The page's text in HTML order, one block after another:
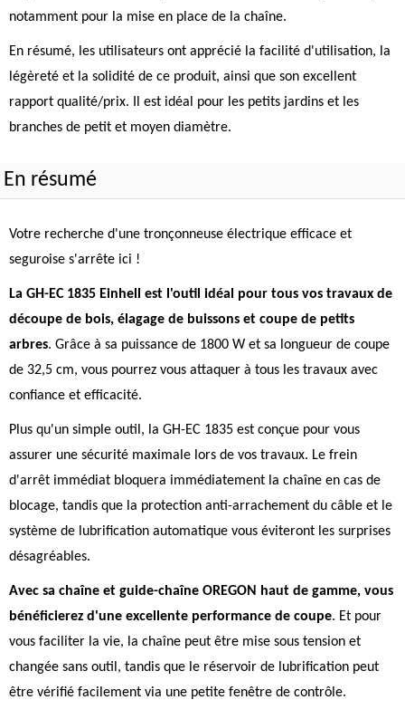
notamment pour la mise en place de la chaîne.
En résumé, les utilisateurs ont apprécié la facilité d'utilisation, la
légèreté et la solidité de ce produit, ainsi que son excellent
rapport qualité/prix. Il est idéal pour les petits jardins et les
branches de petit et moyen diamètre.
En résumé
Votre recherche d'une tronçonneuse électrique efficace et
seguroise s'arrête ici !
La GH-EC 1835 Einhell est l'outil idéal pour tous vos travaux de
découpe de bois, élagage de buissons et coupe de petits
arbres. Grâce à sa puissance de 1800 W et sa longueur de coupe
de 32,5 cm, vous pourrez vous attaquer à tous les travaux avec
confiance et efficacité.
Plus qu'un simple outil, la GH-EC 1835 est conçue pour vous
assurer une sécurité maximale lors de vos travaux. Le frein
d'arrêt immédiat bloquera immédiatement la chaîne en cas de
blocage, tandis que la protection anti-arrachement du câble et le
système de lubrification automatique vous éviteront les surprises
désagréables.
Avec sa chaîne et guide-chaîne OREGON haut de gamme, vous
bénéficierez d'une excellente performance de coupe. Et pour
vous faciliter la vie, la chaîne peut être mise sous tension et
changée sans outil, tandis que le réservoir de lubrification peut
être vérifié facilement via une petite fenêtre de contrôle.